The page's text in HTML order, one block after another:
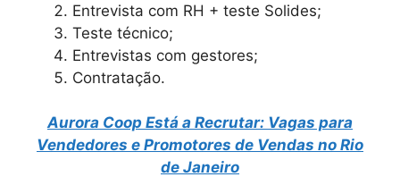
Entrevista com RH + teste Solides;
Teste técnico;
Entrevistas com gestores;
Contratação.
Aurora Coop Está a Recrutar: Vagas para
Vendedores e Promotores de Vendas no Rio
de Janeiro